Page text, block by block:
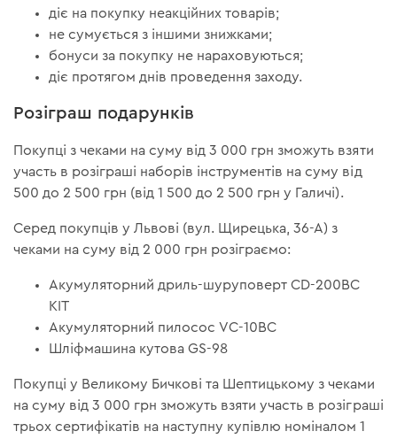
діє на покупку неакційних товарів;
не сумується з іншими знижками;
бонуси за покупку не нараховуються;
діє протягом днів проведення заходу.
Розіграш подарунків
Покупці з чеками на суму від 3 000 грн зможуть взяти
участь в розіграші наборів інструментів на суму від
500 до 2 500 грн (від 1 500 до 2 500 грн у Галичі).
Серед покупців у Львові (вул. Щирецька, 36-А) з
чеками на суму від 2 000 грн розіграємо:
Акумуляторний дриль-шуруповерт CD-200BC
KIT
Акумуляторний пилосос VC-10BC
Шліфмашина кутова GS-98
Покупці у Великому Бичкові та Шептицькому з чеками
на суму від 3 000 грн зможуть взяти участь в розіграші
трьох сертифікатів на наступну купівлю номіналом 1